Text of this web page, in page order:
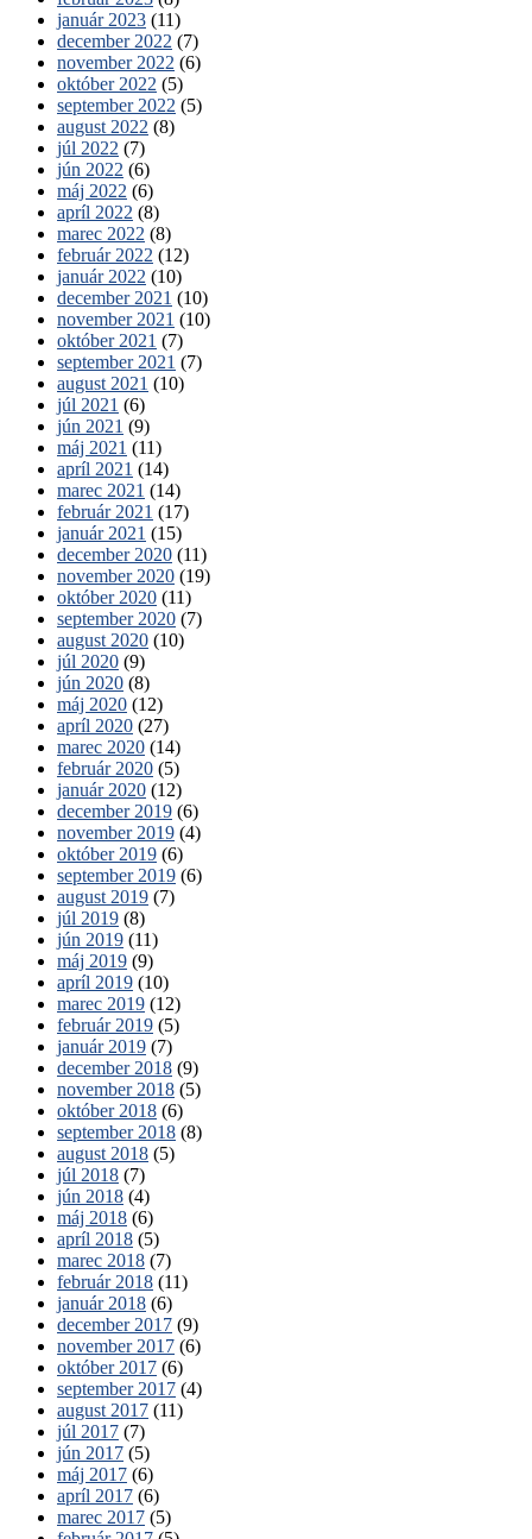
január 2023 (11)
december 2022 (7)
november 2022 (6)
október 2022 (5)
september 2022 (5)
august 2022 (8)
júl 2022 (7)
jún 2022 (6)
máj 2022 (6)
apríl 2022 (8)
marec 2022 (8)
február 2022 (12)
január 2022 (10)
december 2021 (10)
november 2021 (10)
október 2021 (7)
september 2021 (7)
august 2021 (10)
júl 2021 (6)
jún 2021 (9)
máj 2021 (11)
apríl 2021 (14)
marec 2021 (14)
február 2021 (17)
január 2021 (15)
december 2020 (11)
november 2020 (19)
október 2020 (11)
september 2020 (7)
august 2020 (10)
júl 2020 (9)
jún 2020 (8)
máj 2020 (12)
apríl 2020 (27)
marec 2020 (14)
február 2020 (5)
január 2020 (12)
december 2019 (6)
november 2019 (4)
október 2019 (6)
september 2019 (6)
august 2019 (7)
júl 2019 (8)
jún 2019 (11)
máj 2019 (9)
apríl 2019 (10)
marec 2019 (12)
február 2019 (5)
január 2019 (7)
december 2018 (9)
november 2018 (5)
október 2018 (6)
september 2018 (8)
august 2018 (5)
júl 2018 (7)
jún 2018 (4)
máj 2018 (6)
apríl 2018 (5)
marec 2018 (7)
február 2018 (11)
január 2018 (6)
december 2017 (9)
november 2017 (6)
október 2017 (6)
september 2017 (4)
august 2017 (11)
júl 2017 (7)
jún 2017 (5)
máj 2017 (6)
apríl 2017 (6)
marec 2017 (5)